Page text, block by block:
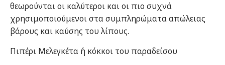
θεωρούνται οι καλύτεροι και οι πιο συχνά
χρησιμοποιούμενοι στα συμπληρώματα απώλειας
βάρους και καύσης του λίπους.
Πιπέρι Μελεγκέτα ή κόκκοι του παραδείσου